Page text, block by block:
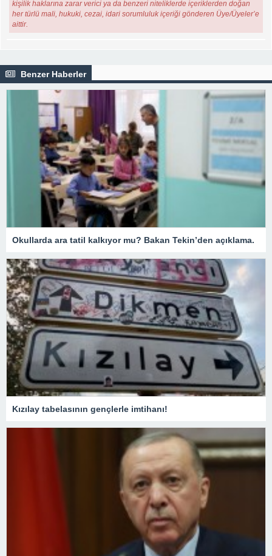
kişilik haklarına zarar verici ya da benzeri niteliklerde içeriklerden doğan
her türlü mali, hukuki, cezai, idari sorumluluk içeriği gönderen Üye/Üyeler’e
aittir.
Benzer Haberler
Okullarda ara tatil kalkıyor mu? Bakan Tekin’den açıklama.
Kızılay tabelasının gençlerle imtihanı!